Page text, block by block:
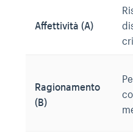
Affettività (A)
Ragionamento
(B)